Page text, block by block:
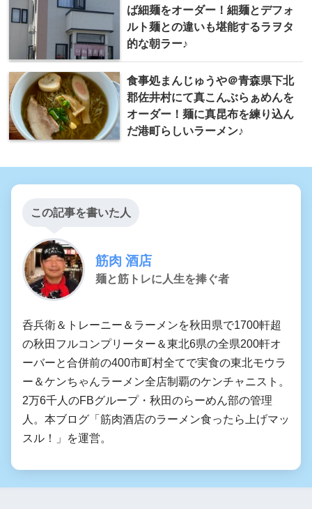
ば細麺をオーダー！細麺とデフォ
ルト麺との違いも堪能するラヲタ
的な朝ラー♪
食事処まんじゅうや＠青森県下北
郡佐井村にて真こんぶらぁめんを
オーダー！麺に真昆布を練り込ん
だ港町らしいラーメン♪
この記事を書いた人
筋肉 酒店
麺と筋トレに人生を捧ぐ者
呑兵衛＆トレーニー＆ラーメンを秋田県で1700軒超
の秋田フルコンプリーター＆東北6県の全県200軒オ
ーバーと合併前の400市町村全てで実食の東北モウラ
ー＆ケンちゃんラーメン全店制覇のケンチャニスト。
2万6千人のFBグループ・秋田のらーめん部の管理
人。本ブログ「筋肉酒店のラーメン食ったら上げマッ
スル！」を運営。